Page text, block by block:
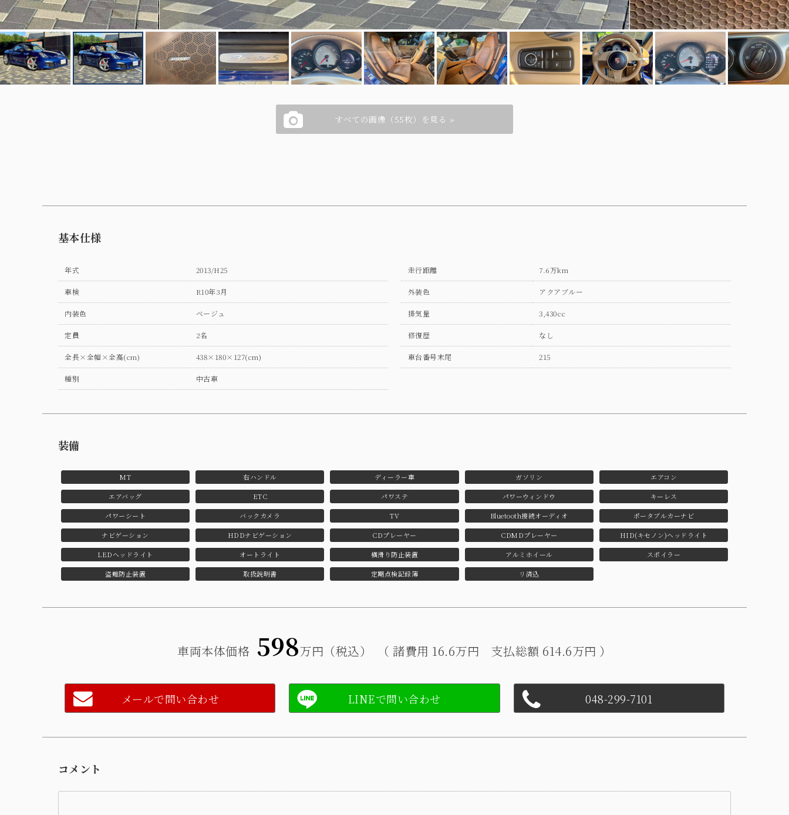
すべての画像（55枚）を見る »
基本仕様
年式 2013/H25 走行距離 7.6万km
車検 R10年3月 外装色 アクアブルー
内装色 ベージュ 排気量 3,430cc
定員 2名 修復歴 なし
全長×全幅×全高(cm) 438×180×127(cm) 車台番号末尾 215
種別 中古車
装備
MT 右ハンドル ディーラー車 ガソリン エアコン
エアバッグ ETC パワステ パワーウィンドウ キーレス
パワーシート バックカメラ TV Bluetooth接続オーディオ ポータブルカーナビ
ナビゲーション HDDナビゲーション CDプレーヤー CDMDプレーヤー HID(キセノン)ヘッドライト
LEDヘッドライト オートライト 横滑り防止装置 アルミホイール スポイラー
盗難防止装置 取扱説明書 定期点検記録簿 リ済込
車両本体価格 598万円（税込） （ 諸費用 16.6万円 支払総額 614.6万円 ）
メールで問い合わせ 048-299-7101
コメント